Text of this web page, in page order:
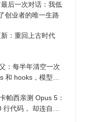
后一次对话：我低
创业者的唯一生路
：重回上古时代
：每半年清空一次
和 hooks，模型自
帕西亲测 Opus 5：
代码， 却连自己